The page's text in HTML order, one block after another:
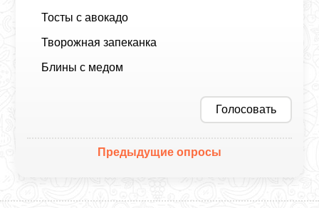
Тосты с авокадо
Творожная запеканка
Блины с медом
Голосовать
Предыдущие опросы